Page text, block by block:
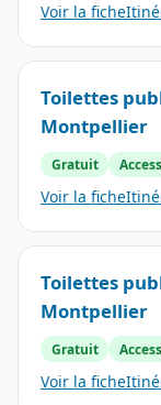
Voir la fiche
Toilettes
Montpellier
Gratuit
Voir la fiche
Toilettes
Montpellier
Gratuit
Voir la fiche